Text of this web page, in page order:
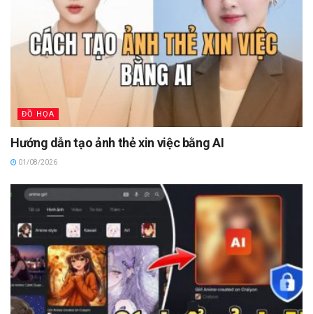
ĐỒ HỌA
Hướng dẫn tạo ảnh thẻ xin việc bằng AI
01/08/2026